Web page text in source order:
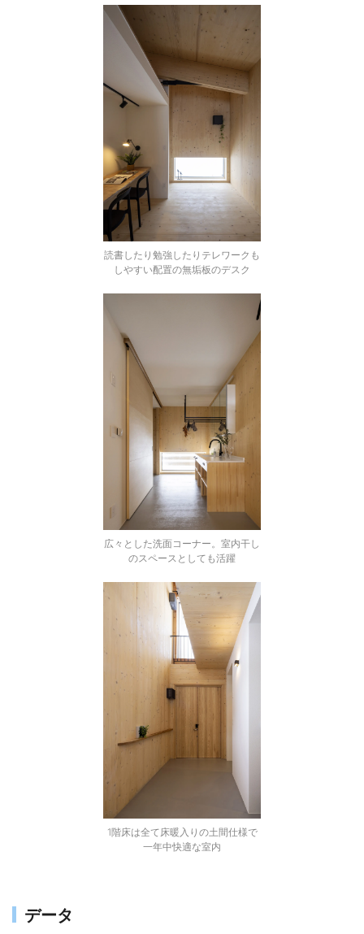
読書したり勉強したりテレワークも
しやすい配置の無垢板のデスク
広々とした洗面コーナー。室内干し
のスペースとしても活躍
1階床は全て床暖入りの土間仕様で
一年中快適な室内
データ